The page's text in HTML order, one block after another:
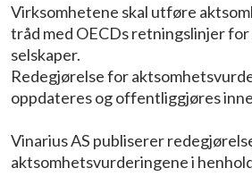
Virksomhetene skal utføre
tråd med OECDs retningslinjer
selskaper.
Redegjørelse for
oppdateres og offentliggjøres
Vinarius AS publiserer
aktsomhetsvurderingene i